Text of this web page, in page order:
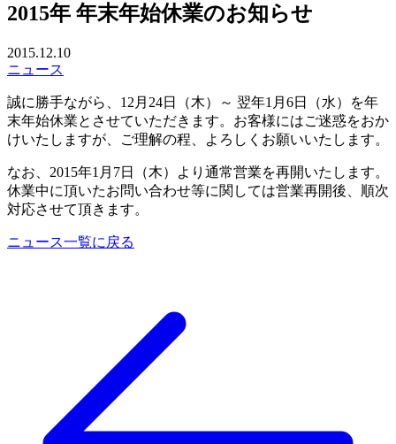
2015年 年末年始休業のお知らせ
2015.12.10
ニュース
誠に勝手ながら、12月24日（木）～ 翌年1月6日（水）を年
末年始休業とさせていただきます。お客様にはご迷惑をおか
けいたしますが、ご理解の程、よろしくお願いいたします。
なお、2015年1月7日（木）より通常営業を再開いたします。
休業中に頂いたお問い合わせ等に関しては営業再開後、順次
対応させて頂きます。
ニュース一覧に戻る